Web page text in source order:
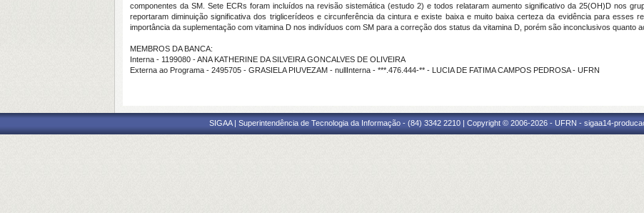
componentes da SM. Sete ECRs foram incluídos na revisão sistemática (estudo 2) e todos relataram aumento significativo da 25(OH)D nos
reportaram diminuição significativa dos triglicerídeos e circunferência da cintura e existe baixa e muito baixa certeza da evidência para esses
importância da suplementação com vitamina D nos indivíduos com SM para a correção dos status da vitamina D, porém são inconclusivos quanto
MEMBROS DA BANCA:
Interna - 1199080 - ANA KATHERINE DA SILVEIRA GONCALVES DE OLIVEIRA
Externa ao Programa - 2495705 - GRASIELA PIUVEZAM - nullInterna - ***.476.444-** - LUCIA DE FATIMA CAMPOS PEDROSA - UFRN
SIGAA | Superintendência de Tecnologia da Informação - (84) 3342 2210 | Copyright © 2006-2026 - UFRN - sigaa14-